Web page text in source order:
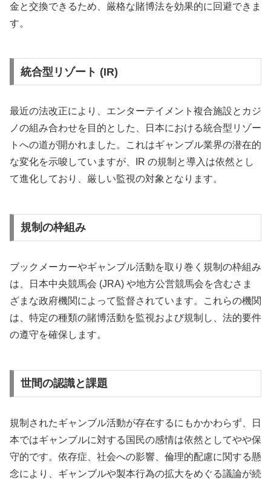
金と交換できるため、厳格な賭博法を効果的に回避できま
す。
統合型リゾート (IR)
最近の法改正により、エンターテイメント複合施設とカジ
ノの組み合わせを目的とした、日本における統合型リゾー
トへの道が開かれました。これはギャンブル業界の潜在的
な変化を示唆していますが、IR の規制と導入は依然とし
て進化しており、厳しい監視の対象となります。
規制の枠組み
ブックメーカーやギャンブル活動を取り巻く規制の枠組み
は、日本中央競馬会 (JRA) や地方公営競馬会を含むさま
ざまな政府機関によって監督されています。これらの機関
は、特定の種類の賭博活動を監視および規制し、法的要件
の遵守を確保します。
世間の認識と課題
規制されたギャンブル活動が存在するにもかかわらず、日
本ではギャンブルに対する国民の感情は依然としてやや保
守的です。依存症、社会への影響、倫理的配慮に関する懸
念により、ギャンブルや製本行為の拡大をめぐる議論が続